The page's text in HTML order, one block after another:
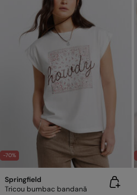
-70%
Springfield
Tricou bumbac bandană